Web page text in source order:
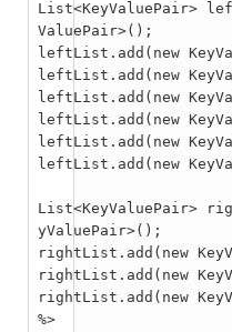
List<KeyValuePair>
ValuePair>();
leftList.add(new
leftList.add(new
leftList.add(new
leftList.add(new
leftList.add(new
leftList.add(new
List<KeyValuePair>
yValuePair>();
rightList.add(new
rightList.add(new
rightList.add(new
%>